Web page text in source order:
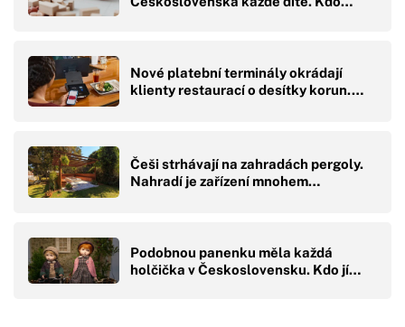
Nové platební terminály okrádají
klienty restaurací o desítky korun.…
Češi strhávají na zahradách pergoly.
Nahradí je zařízení mnohem…
Podobnou panenku měla každá
holčička v Československu. Kdo jí…